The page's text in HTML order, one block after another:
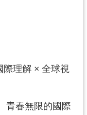
理解 × 全球視
青春無限的國際